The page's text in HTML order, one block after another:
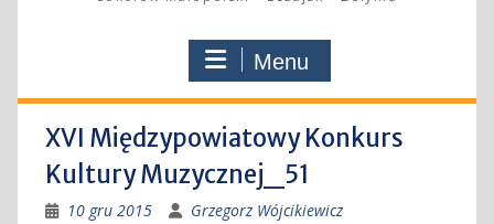
Menu
XVI Międzypowiatowy Konkurs
Kultury Muzycznej_51
10 gru 2015 Grzegorz Wójcikiewicz